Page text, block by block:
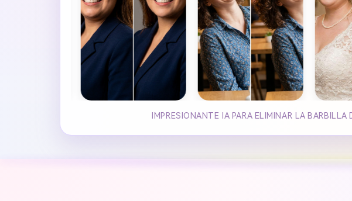
IMPRESIONANTE IA PARA ELIMINAR LA